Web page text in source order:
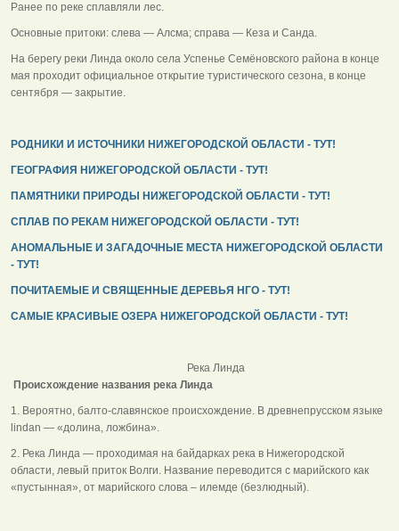
Ранее по реке сплавляли лес.
Основные притоки: слева — Алсма; справа — Кеза и Санда.
На берегу реки Линда около села Успенье Семёновского района в конце
мая проходит официальное открытие туристического сезона, в конце
сентября — закрытие.
РОДНИКИ И ИСТОЧНИКИ НИЖЕГОРОДСКОЙ ОБЛАСТИ - ТУТ!
ГЕОГРАФИЯ НИЖЕГОРОДСКОЙ ОБЛАСТИ - ТУТ!
ПАМЯТНИКИ ПРИРОДЫ НИЖЕГОРОДСКОЙ ОБЛАСТИ - ТУТ!
СПЛАВ ПО РЕКАМ НИЖЕГОРОДСКОЙ ОБЛАСТИ - ТУТ!
АНОМАЛЬНЫЕ И ЗАГАДОЧНЫЕ МЕСТА НИЖЕГОРОДСКОЙ ОБЛАСТИ
- ТУТ!
ПОЧИТАЕМЫЕ И СВЯЩЕННЫЕ ДЕРЕВЬЯ НГО - ТУТ!
САМЫЕ КРАСИВЫЕ ОЗЕРА НИЖЕГОРОДСКОЙ ОБЛАСТИ - ТУТ!
Река Линда
Происхождение названия река Линда
1. Вероятно, балто-славянское происхождение. В древнепрусском языке
lindan — «долина, ложбина».
2. Река Линда — проходимая на байдарках река в Нижегородской
области, левый приток Волги. Название переводится с марийского как
«пустынная», от марийского слова – илемде (безлюдный).